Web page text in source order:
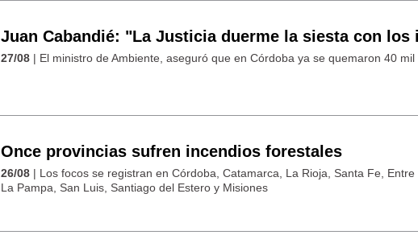
Juan Cabandié: "La Justicia duerme la siesta con los
27/08 | El ministro de Ambiente, aseguró que en Córdoba ya se quemaron 40
Once provincias sufren incendios forestales
26/08 | Los focos se registran en Córdoba, Catamarca, La Rioja, Santa Fe, Entre
La Pampa, San Luis, Santiago del Estero y Misiones